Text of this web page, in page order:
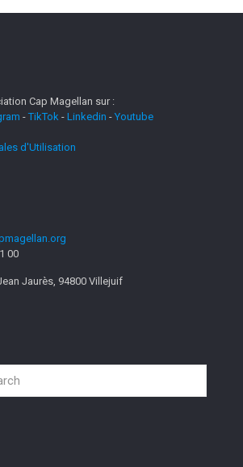
Cap Magellan sur :
-TikTok - Linkedin - Youtube
d'Utilisation
00
Jaurès, 94800 Villejuif